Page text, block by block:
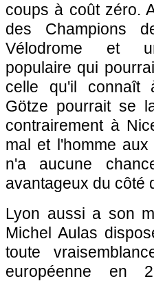
coups à coût zéro.
des Champions
Vélodrome et
populaire qui
celle qu'il connaît
Götze pourrait se
contrairement à
mal et l'homme
n'a aucune
avantageux du côté
Lyon aussi a son
Michel Aulas
toute
européenne en